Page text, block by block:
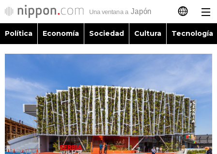
日本語
繁體字
Français
Política
Economía
Sociedad
Política Economía Sociedad Cultura Tecnología